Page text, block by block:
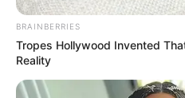
BRAINBERRIES
Tropes Hollywood Invented
Reality